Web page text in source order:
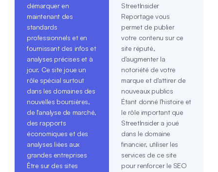
démarquer en
maintenant des
standards
professionnels et en
fournissant des infos et
analyses précises et à
jour. Ce site joue un
rôle spécial surtout
dans les domaines des
nouvelles boursières,
de l'analyse de marché,
des rapports
économiques et des
analyses liées aux
grandes entreprises
Être sur des sites
StreetInsider
Reportage vous
permet de publier
votre contenu sur ce
site réputé,
d'augmenter la
notoriété de votre
marque et d'attirer de
nouveaux publics
Étant donné l'histoire et
le rôle important que
StreetInsider a joué
dans le domaine
financier, utiliser les
services de ce site
pour renforcer le SEO